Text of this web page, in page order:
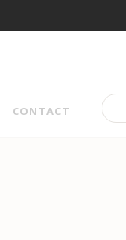
CONTACT